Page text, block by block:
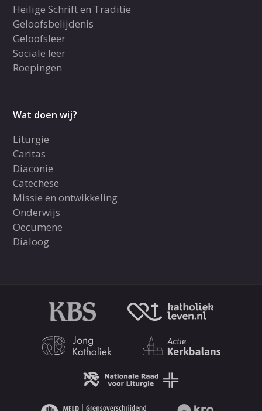
Heilige Schrift en Traditie
Geloofsbelijdenis
Geloofsleer
Sociale leer
Roepingen
Wat doen wij?
Liturgie
Caritas
Diaconie
Catechese
Missie en ontwikkeling
Onderwijs
Oecumene
Dialoog